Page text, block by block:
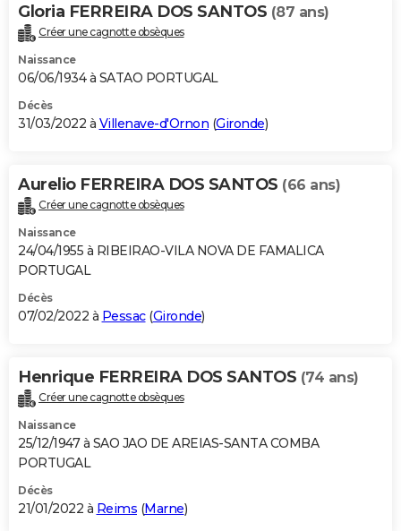
Gloria FERREIRA DOS SANTOS (87 ans)
Créer une cagnotte obsèques
Naissance
06/06/1934 à SATAO PORTUGAL
Décès
31/03/2022 à Villenave-d'Ornon (Gironde)
Aurelio FERREIRA DOS SANTOS (66 ans)
Créer une cagnotte obsèques
Naissance
24/04/1955 à RIBEIRAO-VILA NOVA DE FAMALICA
PORTUGAL
Décès
07/02/2022 à Pessac(Gironde)
Henrique FERREIRA DOS SANTOS (74 ans)
Créer une cagnotte obsèques
Naissance
25/12/1947 à SAO JAO DE AREIAS-SANTA COMBA
PORTUGAL
Décès
21/01/2022 à Reims (Marne)